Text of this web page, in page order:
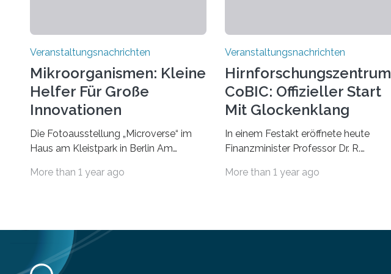
Veranstaltungsnachrichten
Mikroorganismen: Kleine
Helfer Für Große
Innovationen
Die Fotoausstellung „Microverse“ im
Haus am Kleistpark in Berlin Am
Kleistpark, Berlin-Schöneberg, die
Momentaufnahmen, die den
Verfallsprozess von Pflanzen
festhalten. Die Künstlerin setzt in den
More than 1 year ago
Veranstaltungsnachrichten
Hirnforschungszentrum
CoBIC: Offizieller Start
Mit Glockenklang
In einem Festakt eröffnete heute
Finanzminister Professor Dr. R.
Imaging Center (CoBIC) auf dem
More than 1 year ago